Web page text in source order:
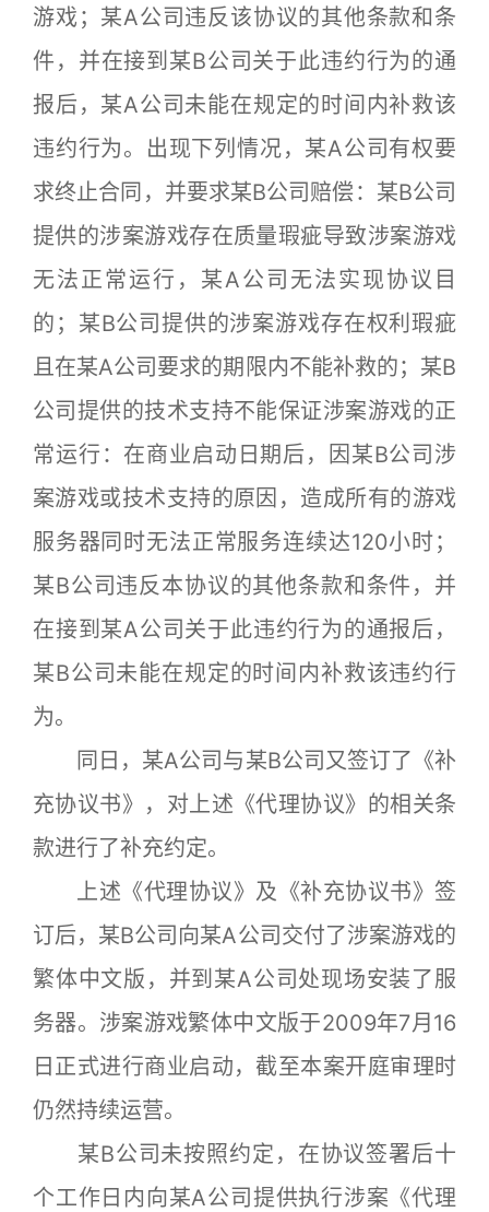
游戏；某A公司违反该协议的其他条款和条
件，并在接到某B公司关于此违约行为的通
报后，某A公司未能在规定的时间内补救该
违约行为。出现下列情况，某A公司有权要
求终止合同，并要求某B公司赔偿：某B公司
提供的涉案游戏存在质量瑕疵导致涉案游戏
无法正常运行，某A公司无法实现协议目
的；某B公司提供的涉案游戏存在权利瑕疵
且在某A公司要求的期限内不能补救的；某B
公司提供的技术支持不能保证涉案游戏的正
常运行：在商业启动日期后，因某B公司涉
案游戏或技术支持的原因，造成所有的游戏
服务器同时无法正常服务连续达120小时；
某B公司违反本协议的其他条款和条件，并
在接到某A公司关于此违约行为的通报后，
某B公司未能在规定的时间内补救该违约行
为。
同日，某A公司与某B公司又签订了《补
充协议书》，对上述《代理协议》的相关条
款进行了补充约定。
上述《代理协议》及《补充协议书》签
订后，某B公司向某A公司交付了涉案游戏的
繁体中文版，并到某A公司处现场安装了服
务器。涉案游戏繁体中文版于2009年7月16
日正式进行商业启动，截至本案开庭审理时
仍然持续运营。
某B公司未按照约定，在协议签署后十
个工作日内向某A公司提供执行涉案《代理